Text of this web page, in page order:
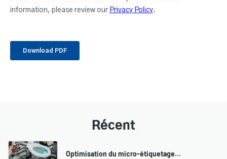
Récent
Optimisation du micro-étiquetage…